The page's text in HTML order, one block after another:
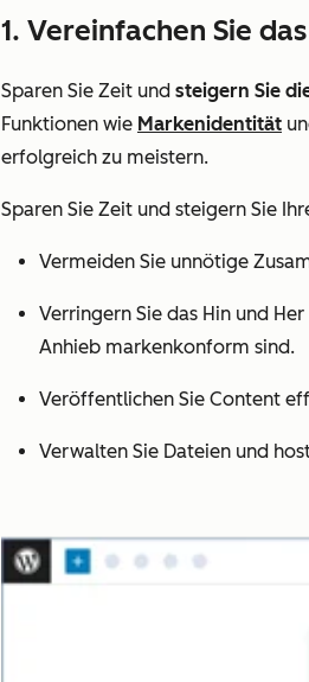
1. Vereinfachen Sie
Sparen Sie Zeit und steigern Sie
Funktionen wie Markenidentität
erfolgreich zu meistern.
Sparen Sie Zeit und steigern Sie
Vermeiden Sie unnötige
Verringern Sie das Hin und
Anhieb markenkonform sind.
Veröffentlichen Sie Content
Verwalten Sie Dateien und